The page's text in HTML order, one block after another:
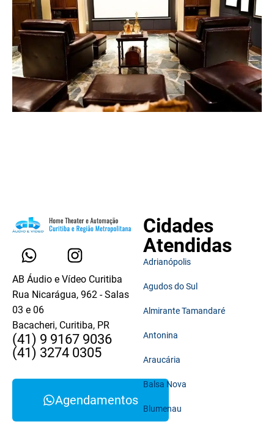
AB Áudio e Vídeo Curitiba
Rua Nicarágua, 962 - Salas
03 e 06
Bacacheri, Curitiba, PR
(41) 9 9167 9036
(41) 3274 0305
Agendamentos
Cidades
Atendidas
Adrianópolis
Agudos do Sul
Almirante Tamandaré
Antonina
Araucária
Balsa Nova
Blumenau